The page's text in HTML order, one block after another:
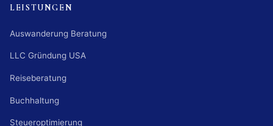
LEISTUNGEN
Auswanderung Beratung
LLC Gründung USA
Reiseberatung
Buchhaltung
Steueroptimierung